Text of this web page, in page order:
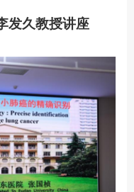
发久教授讲座